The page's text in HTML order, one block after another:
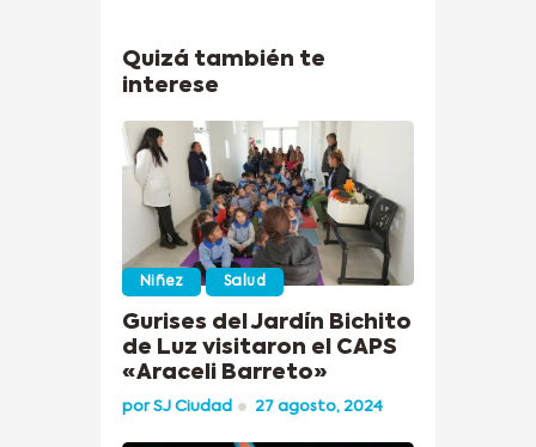
Quizá también te
interese
Niñez Salud
Gurises del Jardín Bichito
de Luz visitaron el CAPS
«Araceli Barreto»
porSJ Ciudad 27 agosto, 2024